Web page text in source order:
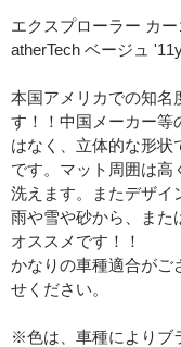
エクスプローラー カ
atherTech ベージュ
本国アメリカでの知名
す！！中国メーカー等
はなく、立体的な形状
です。マット周囲は高
洗えます。またデザイ
雨や雪や砂から、また
オススメです！！
かなりの車種適合がご
せください。
※色は、車種によりブ